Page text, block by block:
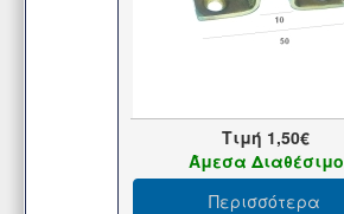
Τιμή 1,50€
Άμεσα Διαθέσιμο
Περισσότερα